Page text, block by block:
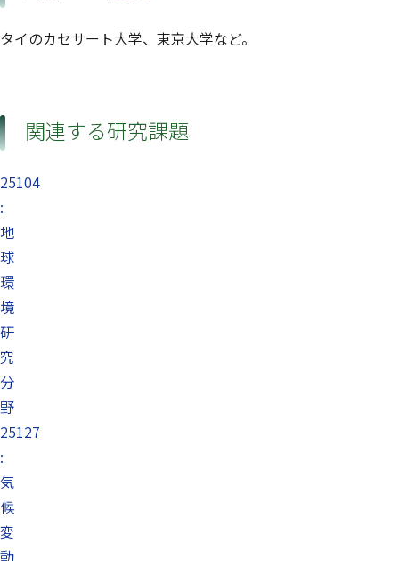
タイのカセサート大学、東京大学など。
関連する研究課題
25104
:
地
球
環
境
研
究
分
野
25127
:
気
候
変
動